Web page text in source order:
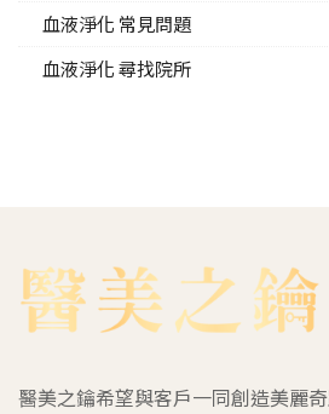
血液淨化 常見問題
血液淨化 尋找院所
醫美之鑰希望與客戶一同創造美麗奇